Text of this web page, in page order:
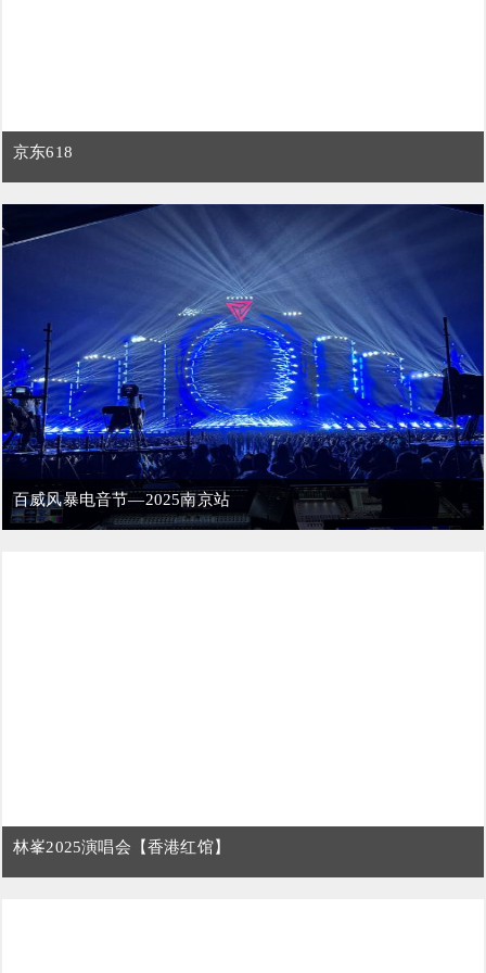
京东618
百威风暴电音节—2025南京站
林峯2025演唱会【香港红馆】